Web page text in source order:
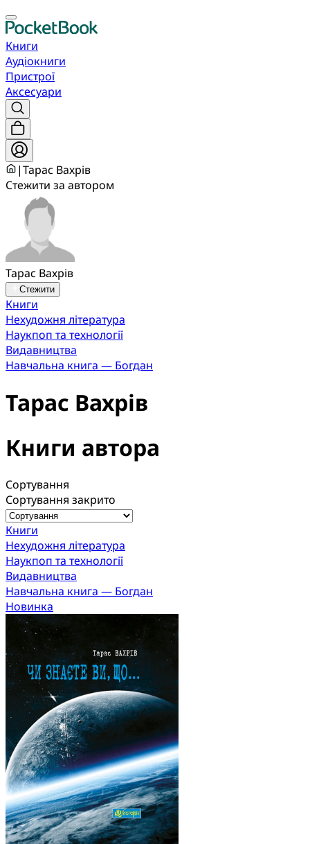
Книги
Аудіокниги
Пристрої
Аксесуари
|Тарас Вахрів
Стежити за автором
Тарас Вахрів
Стежити
Книги
Нехудожня література
Наукпоп та технології
Видавництва
Навчальна книга — Богдан
Тарас Вахрів
Книги автора
Сортування
Сортування закрито
Книги
Нехудожня література
Наукпоп та технології
Видавництва
Навчальна книга — Богдан
Новинка